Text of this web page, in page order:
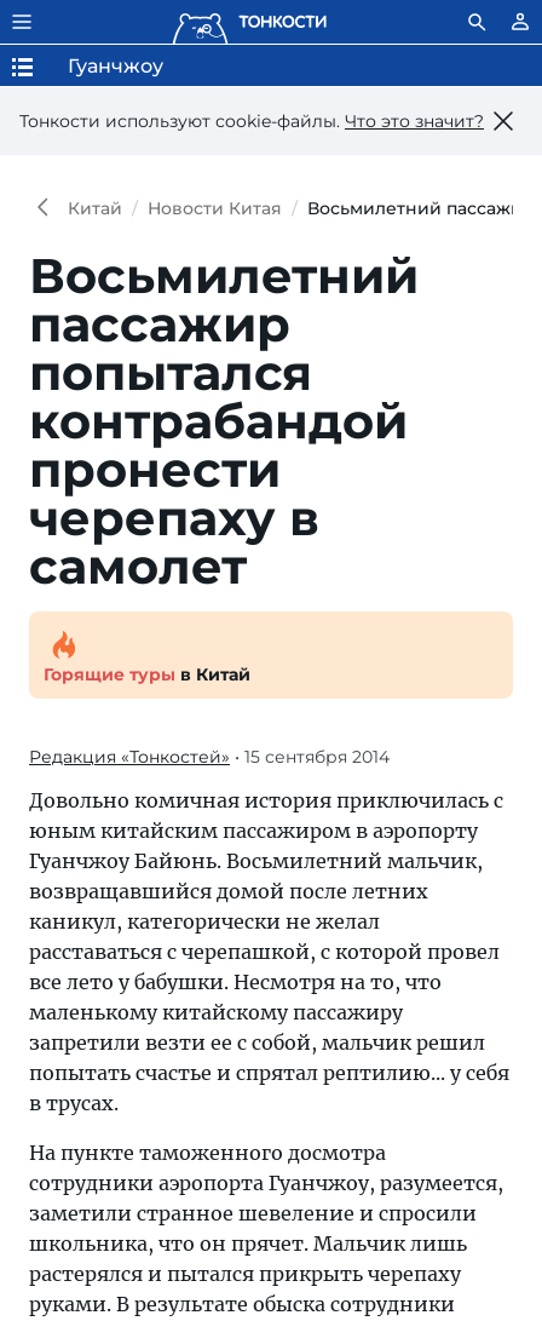
Тонкости используют сookie-файлы. Что это значит?
Гуанчжоу
Китай Новости Китая Восьмилетний пассажир
Восьмилетний
пассажир
попытался
контрабандой
пронести
черепаху в
самолет
Горящие туры в Китай
Редакция «Тонкостей» • 15 сентября 2014
Довольно комичная история приключилась с
юным китайским пассажиром в аэропорту
Гуанчжоу Байюнь. Восьмилетний мальчик,
возвращавшийся домой после летних
каникул, категорически не желал
расставаться с черепашкой, с которой провел
все лето у бабушки. Несмотря на то, что
маленькому китайскому пассажиру
запретили везти ее с собой, мальчик решил
попытать счастье и спрятал рептилию... у себя
в трусах.
На пункте таможенного досмотра
сотрудники аэропорта Гуанчжоу, разумеется,
заметили странное шевеление и спросили
школьника, что он прячет. Мальчик лишь
растерялся и пытался прикрыть черепаху
руками. В результате обыска сотрудники